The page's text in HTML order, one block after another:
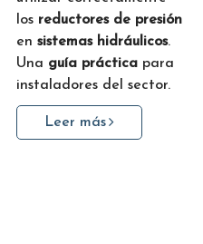
los reductores de presión
en sistemas hidráulicos.
Una guía práctica para
instaladores del sector.
Leer más